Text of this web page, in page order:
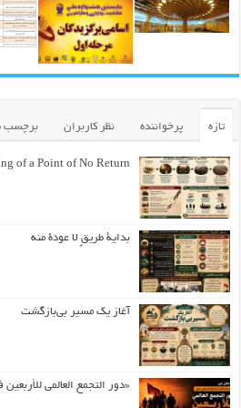
تازه پرخواننده نظر کاربران برچسب
of a Point of No Return
بداية طريقٍ لا عودة منه
آغاز یک مسیر بی‌بازگشت
«دور التجمع العالمي للأربعين